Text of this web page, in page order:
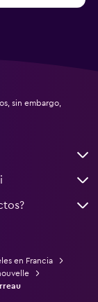
sin embargo,
en Francia